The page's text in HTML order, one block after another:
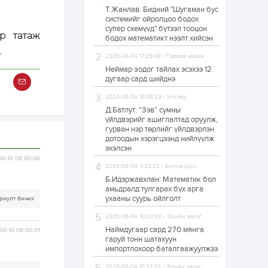
татаж
10 08:00:06
бичих
10 08:00:01
ЗГ: Автобензин,
дизель түлшний
онцгой албан
татварыг тэглэлээ
1 өдөр 2
З.Мэндсайхан:
Хүнсний нөөцийг
бэлтгэх агуулах,
зоорь бэлтгэх ААН-
үүдэд хөнгөлөлттэй
зээл олгоно
1 өдөр 1 0
Европ дахь
соёлын наадам
боллоо
1 өдөр 2
Өнгөрсөн сард
металл худалдан
авчээ
1 өдөр 0 0
Т.Жанлав: Бидний "Шугаман бус
системийг ойролцоо бодох
супер схемүүд" бүтээл тооцон
бодох математикт нээлт хийсэн
2026-08-04 17:26:48 / Гадаад мэдээ
Неймар зодог тайлах эсэхээ 12
дугаар сард шийднэ
2026-08-04 10:08:29 / Улстөр
Д.Батлут: “Зэв” сумны
үйлдвэрийг ашиглалтад оруулж,
гурван нэр төрлийг үйлдвэрлэн
дотоодын хэрэгцээнд нийлүүлж
эхэлсэн
2026-08-04 11:28:33 / Боловсрол
Б.Идэржавхлан: Математик бол
амьдралд тулгарах бүх арга
ухааны суурь ойлголт
2026-08-04 10:30:38 / Эдийн засаг
Наймдугаар сард 270 мянга
гаруй тонн шатахуун
импортлохоор баталгаажуулжээ